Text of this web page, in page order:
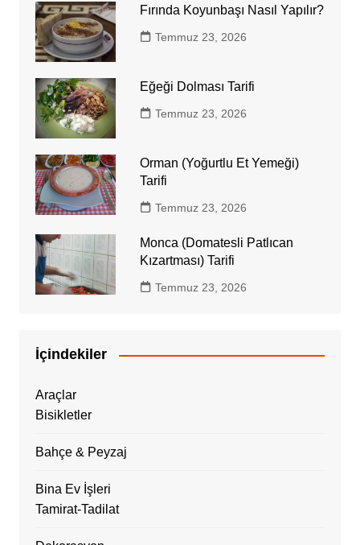
Fırında Koyunbaşı Nasıl Yapılır?
Temmuz 23, 2026
Eğeği Dolması Tarifi
Temmuz 23, 2026
Orman (Yoğurtlu Et Yemeği)
Tarifi
Temmuz 23, 2026
Monca (Domatesli Patlıcan
Kızartması) Tarifi
Temmuz 23, 2026
İçindekiler
Araçlar
Bisikletler
Bahçe & Peyzaj
Bina Ev İşleri
Tamirat-Tadilat